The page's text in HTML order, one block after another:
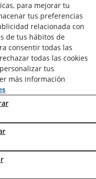
Ganga) - Todos los
para mejorar tu
tus preferencias
relacionada con
de tus hábitos de
consentir todas las
todas las cookies
tus
más información